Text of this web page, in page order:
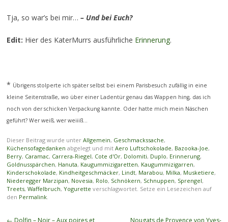
Tja, so war’s bei mir… – Und bei Euch?
Edit: Hier des KaterMurrs ausführliche Erinnerung.
* Übrigens stolperte ich später selbst bei einem Parisbesuch zufällig in eine
kleine Seitenstraße, wo über einer Ladentür genau das Wappen hing, das ich
noch von der schicken Verpackung kannte. Oder hatte mich mein Näschen
geführt? Wer weiß, wer weiiiß…
Dieser Beitrag wurde unter Allgemein, Geschmackssache,
Küchensofagedanken abgelegt und mit Aero Luftschokolade, Bazooka-Joe,
Berry, Caramac, Carrera-Riegel, Cote d'Or, Dolomiti, Duplo, Erinnerung,
Goldnusspärchen, Hanuta, Kaugummizigaretten, Kaugummizigarren,
Kinderschokolade, Kindheitgeschmäcker, Lindt, Marabou, Milka, Musketiere,
Niederegger Marzipan, Novesia, Rolo, Schnökern, Schnuppen, Sprengel,
Treets, Waffelbruch, Yogurette verschlagwortet. Setze ein Lesezeichen auf
den Permalink.
Beitragsnavigation
← Dolfin – Noir – Aux poires et
Nougats de Provence von Yves-